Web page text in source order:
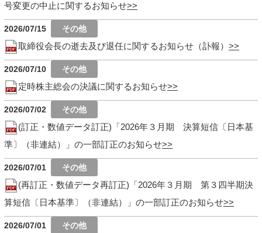
号変更の中止に関するお知らせ
2026/07/15
取締役会長の逝去及び退任に関するお知らせ（訃報）
2026/07/10
定時株主総会の決議に関するお知らせ
2026/07/02
(訂正・数値データ訂正)「2026年３月期 決算短信〔日本基
準〕（非連結）」の一部訂正のお知らせ
2026/07/01
(再訂正・数値データ再訂正)「2026年３月期 第３四半期決
算短信〔日本基準〕（非連結）」の一部訂正のお知らせ
2026/07/01